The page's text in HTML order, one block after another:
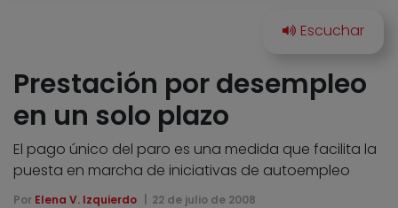
Prestación por desempleo
en un solo plazo
El pago único del paro es una medida que facilita la
puesta en marcha de iniciativas de autoempleo
Por Elena V. Izquierdo 22 de julio de 2008